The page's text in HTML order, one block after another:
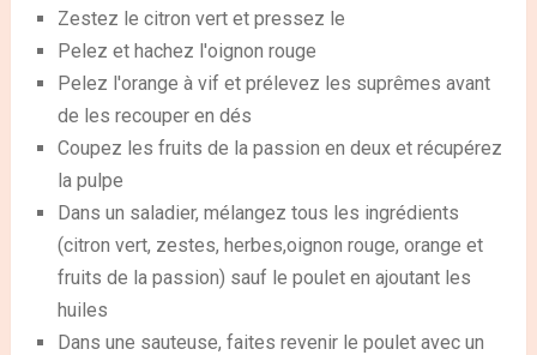
Zestez le citron vert et pressez le
Pelez et hachez l'oignon rouge
Pelez l'orange à vif et prélevez les suprêmes avant
de les recouper en dés
Coupez les fruits de la passion en deux et récupérez
la pulpe
Dans un saladier, mélangez tous les ingrédients
(citron vert, zestes, herbes,oignon rouge, orange et
fruits de la passion) sauf le poulet en ajoutant les
huiles
Dans une sauteuse, faites revenir le poulet avec un